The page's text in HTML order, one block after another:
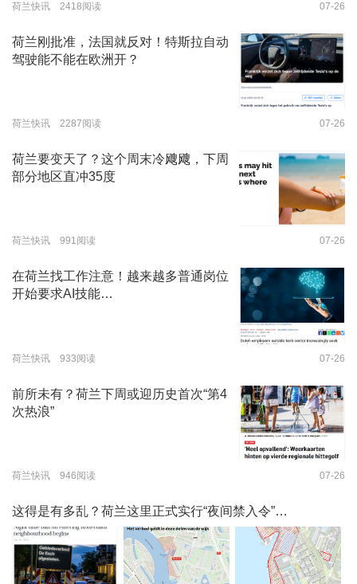
荷兰快讯 2418阅读 07-26
荷兰刚批准，法国就反对！特斯拉自动
驾驶能不能在欧洲开？
荷兰快讯 2287阅读 07-26
荷兰要变天了？这个周末冷飕飕，下周
部分地区直冲35度
荷兰快讯 991阅读 07-26
在荷兰找工作注意！越来越多普通岗位
开始要求AI技能…
荷兰快讯 933阅读 07-26
前所未有？荷兰下周或迎历史首次“第4
次热浪”
荷兰快讯 946阅读 07-26
这得是有多乱？荷兰这里正式实行“夜间禁入令”…